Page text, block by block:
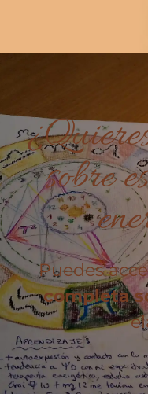
sobre
Puedes
completa